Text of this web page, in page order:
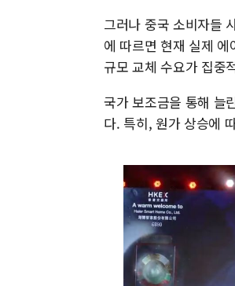
그러나 중국 소비자들
에 따르면 현재 실제
규모 교체 수요가 집중
국가 보조금을 통해 늘
다. 특히, 원가 상승에